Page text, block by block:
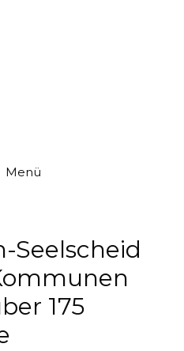
Menü
Seelscheid
175